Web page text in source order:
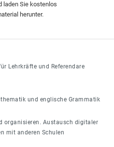
laden Sie kostenlos
herunter.
Lehrkräfte und Referendare
und englische Grammatik
organisieren. Austausch digitaler
mit anderen Schulen